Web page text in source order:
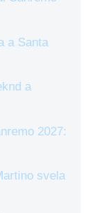
a Santa
a
2027:
svela